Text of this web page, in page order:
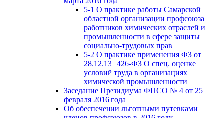
5-1 О практике работы Самарской
областной организации профсоюза
работников химических отраслей и
промышленности в сфере защиты
социально-трудовых прав
5-2 О практике применения ФЗ от
28.12.13 ¦ 426-ФЗ О спец. оценке
условий труда в организациях
химической промышленности
Заседание Президиума ФПСО № 4 от 25
февраля 2016 года
Об обеспечении льготными путевками